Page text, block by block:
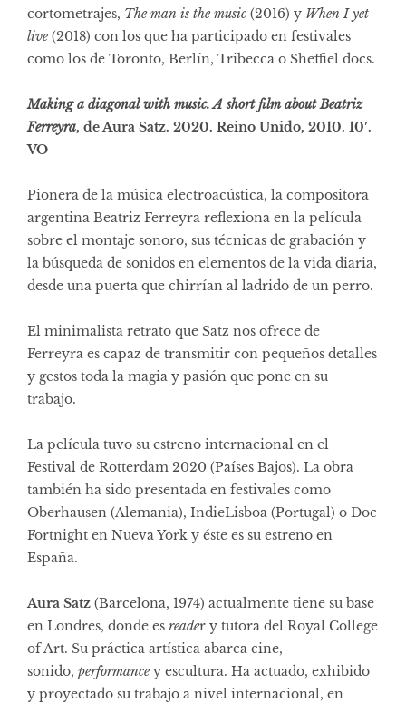
cortometrajes, The man is the music (2016) y When I yet
live(2018) con los que ha participado en festivales
como los de Toronto, Berlín, Tribecca o Sheffiel docs.
Making a diagonal with music. A short film about Beatriz
Ferreyra, de Aura Satz. 2020. Reino Unido, 2010. 10′.
VO
Pionera de la música electroacústica, la compositora
argentina Beatriz Ferreyra reflexiona en la película
sobre el montaje sonoro, sus técnicas de grabación y
la búsqueda de sonidos en elementos de la vida diaria,
desde una puerta que chirrían al ladrido de un perro.
El minimalista retrato que Satz nos ofrece de
Ferreyra es capaz de transmitir con pequeños detalles
y gestos toda la magia y pasión que pone en su
trabajo.
La película tuvo su estreno internacional en el
Festival de Rotterdam 2020 (Países Bajos). La obra
también ha sido presentada en festivales como
Oberhausen (Alemania), IndieLisboa (Portugal) o Doc
Fortnight en Nueva York y éste es su estreno en
España.
Aura Satz (Barcelona, 1974) actualmente tiene su base
en Londres, donde es reader y tutora del Royal College
of Art. Su práctica artística abarca cine,
sonido, performancey escultura. Ha actuado, exhibido
y proyectado su trabajo a nivel internacional, en